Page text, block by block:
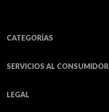
CATEGORÍAS
SERVICIOS AL CONSUMIDOR
LEGAL